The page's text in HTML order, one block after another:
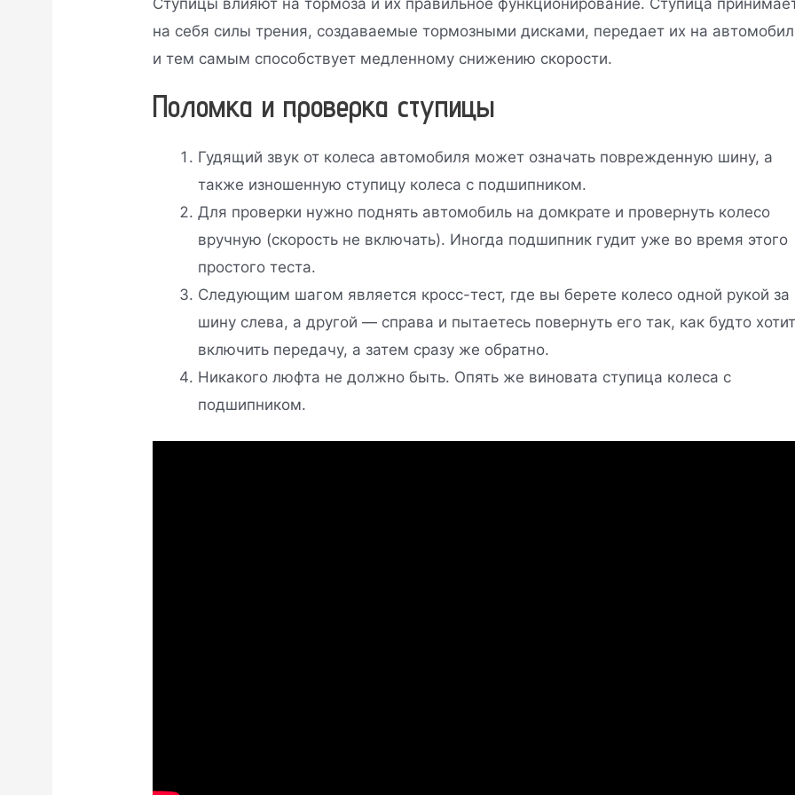
Ступицы влияют на тормоза и их правильное функционирование. Ступица
на себя силы трения, создаваемые тормозными дисками, передает их на
и тем самым способствует медленному снижению скорости.
Поломка и проверка ступицы
Гудящий звук от колеса автомобиля может означать поврежденную шину, а
также изношенную ступицу колеса с подшипником.
Для проверки нужно поднять автомобиль на домкрате и провернуть колесо
вручную (скорость не включать). Иногда подшипник гудит уже во время этого
простого теста.
Следующим шагом является кросс-тест, где вы берете колесо одной рукой за
шину слева, а другой — справа и пытаетесь повернуть его так, как будто
включить передачу, а затем сразу же обратно.
Никакого люфта не должно быть. Опять же виновата ступица колеса с
подшипником.